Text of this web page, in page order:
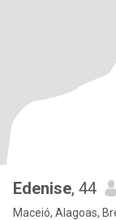
Edenise, 44
Maceió, Alagoas,